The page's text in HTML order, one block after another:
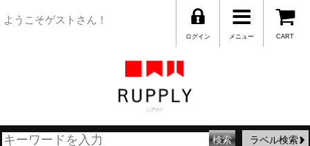
ようこそゲストさん！
CART
メニュー
ログイン
ラベル検索